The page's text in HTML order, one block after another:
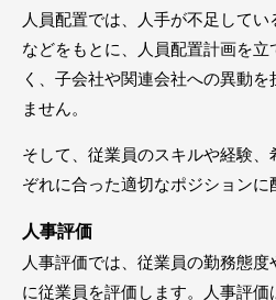
人員配置では、人手が不足して
などをもとに、人員配置計画を
く、子会社や関連会社への異動
ません。
そして、従業員のスキルや経験
ぞれに合った適切なポジションに
人事評価
人事評価では、従業員の勤務態
に従業員を評価します。人事評